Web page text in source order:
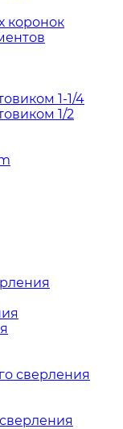
коронок
1-1/4
1/2
сверления